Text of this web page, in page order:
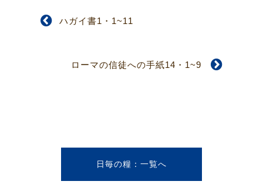
ハガイ書1・1~11
ローマの信徒への手紙14・1~9
日毎の糧